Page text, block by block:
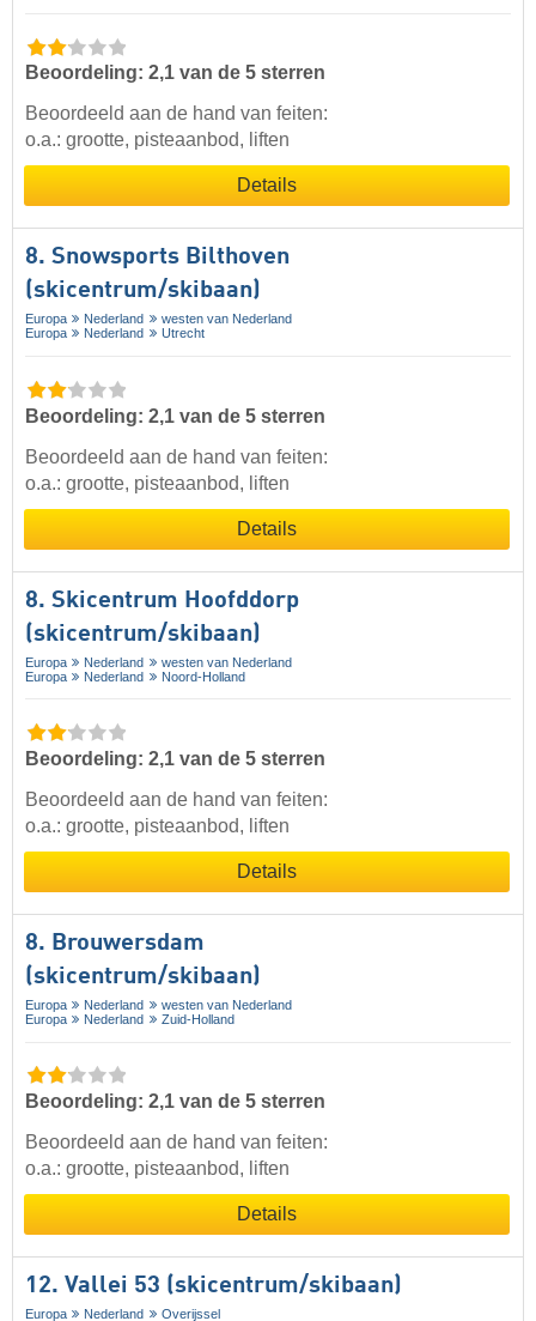
Beoordeling: 2,1 van de 5 sterren
Beoordeeld aan de hand van feiten:
o.a.: grootte, pisteaanbod, liften
Details
8. Snowsports Bilthoven
(skicentrum/skibaan)
Europa Nederland
westen van Nederland
Europa
Nederland Utrecht
Beoordeling: 2,1 van de 5 sterren
Beoordeeld aan de hand van feiten:
o.a.: grootte, pisteaanbod, liften
Details
8. Skicentrum Hoofddorp
(skicentrum/skibaan)
Europa Nederland
westen van Nederland
Europa
Nederland Noord-Holland
Beoordeling: 2,1 van de 5 sterren
Beoordeeld aan de hand van feiten:
o.a.: grootte, pisteaanbod, liften
Details
8. Brouwersdam
(skicentrum/skibaan)
Europa Nederland
westen van Nederland
Europa
Nederland Zuid-Holland
Beoordeling: 2,1 van de 5 sterren
Beoordeeld aan de hand van feiten:
o.a.: grootte, pisteaanbod, liften
Details
12. Vallei 53 (skicentrum/skibaan)
Europa Nederland Overijssel